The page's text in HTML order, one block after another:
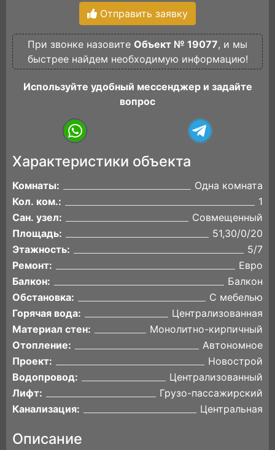
Отправить заявку
При звонке назовите Объект № 19077, и мы
быстрее найдем необходимую информацию!
Используйте удобный мессенджер и задайте
вопрос
Характеристики объекта
Комнаты:
Одна комната
Кол. ком.:
1
Сан. узел:
Совмещенный
Площадь:
51,30/0/20
Этажность:
5/7
Ремонт:
Евро
Балкон:
Балкон
Обстановка:
С мебелью
Горячая вода:
Централизованная
Материал стен:
Монолитно-кирпичный
Отопление:
Автономное
Проект:
Новострой
Водопровод:
Централизованный
Лифт:
Грузо-пассажирский
Канализация:
Центральная
Описание